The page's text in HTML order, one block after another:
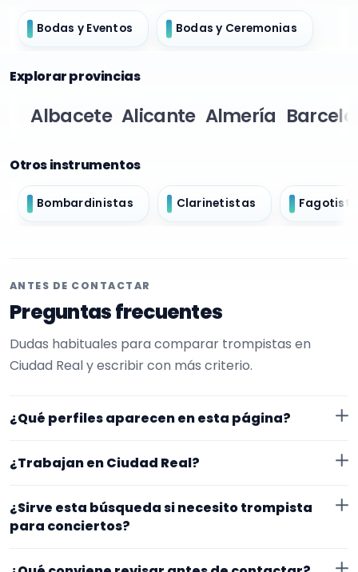
Bodas y Eventos Bodas y Ceremonias
Explorar provincias
Albacete Alicante Almería
Otros instrumentos
Bombardinistas Clarinetistas
ANTES DE CONTACTAR
Preguntas frecuentes
Dudas habituales para comparar trompistas en
Ciudad Real y escribir con más criterio.
¿Qué perfiles aparecen en esta página?
EncuentraMúsico. La selección está filtrada por
experiencia o disponibilidad para conciertos. Además,
la página se centra en perfiles que trabajan en
¿Trabajan en Ciudad Real?
en Ciudad Real. Aun así, conviene confirmar lugar
de cerrar nada.
¿Sirve esta búsqueda si necesito trompista
para conciertos?